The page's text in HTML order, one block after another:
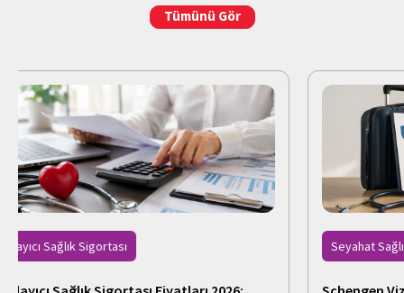
Tümünü Gör
Seyahat Sağlık Sigortası